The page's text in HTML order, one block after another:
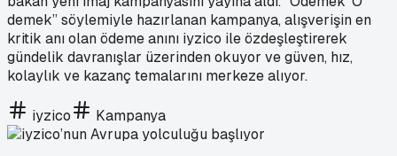
demek” söylemiyle hazırlanan kampanya, alışverişin en
kritik anı olan ödeme anını iyzico ile özdeşleştirerek
gündelik davranışlar üzerinden okuyor ve güven, hız,
kolaylık ve kazanç temalarını merkeze alıyor.
iyzico Kampanya